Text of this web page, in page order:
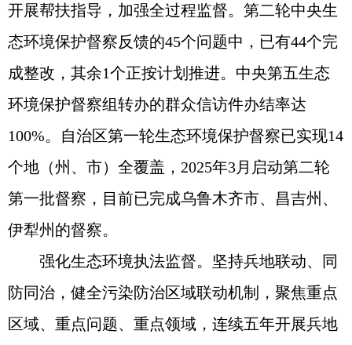
开展帮扶指导，加强全过程监督。第二轮中央生
态环境保护督察反馈的45个问题中，已有44个完
成整改，其余1个正按计划推进。中央第五生态
环境保护督察组转办的群众信访件办结率达
100%。自治区第一轮生态环境保护督察已实现14
个地（州、市）全覆盖，2025年3月启动第二轮
第一批督察，目前已完成乌鲁木齐市、昌吉州、
伊犁州的督察。
强化生态环境执法监督。坚持兵地联动、同
防同治，健全污染防治区域联动机制，聚焦重点
区域、重点问题、重点领域，连续五年开展兵地